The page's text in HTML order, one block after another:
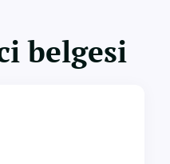
belgesi